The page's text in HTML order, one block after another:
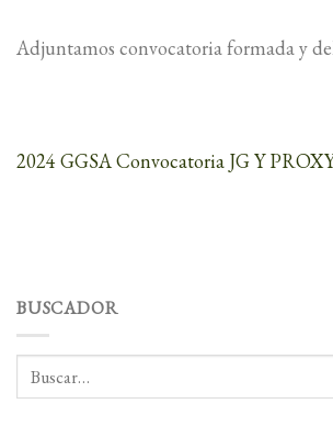
Adjuntamos convocatoria formada y
2024 GGSA Convocatoria JG Y
BUSCADOR